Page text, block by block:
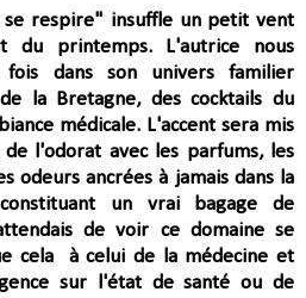
se respire" insuffle un petit vent
printemps. L'autrice nous
fois dans son univers familier
la Bretagne, des cocktails du
médicale. L'accent sera mis
l'odorat avec les parfums, les
odeurs ancrées à jamais dans la
un vrai bagage de
de voir ce domaine se
cela
à celui de la médecine et
sur l'état de santé ou de